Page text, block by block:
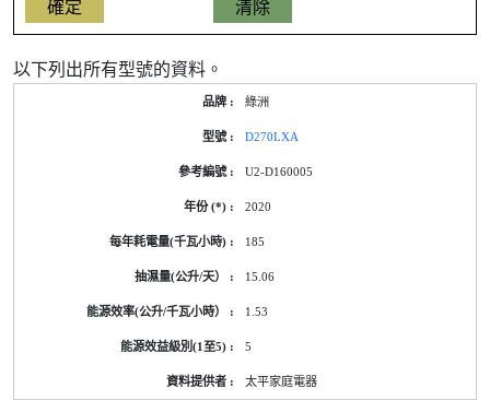
以下列出所有型號的資料。
綠洲
D270LXA
U2-D160005
2020
185
15.06
1.53
5
太平家庭電器